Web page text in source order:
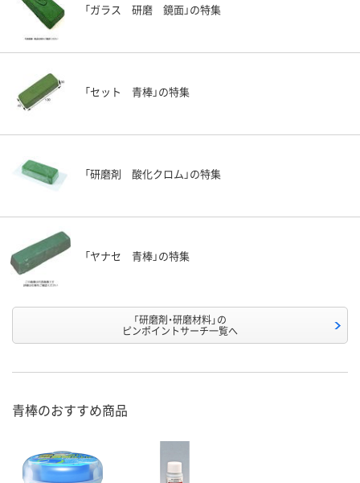
「ガラス 研磨 鏡面」の特集
「セット 青棒」の特集
「研磨剤 酸化クロム」の特集
「ヤナセ 青棒」の特集
「研磨剤・研磨材料」の
ピンポイントサーチ一覧へ
青棒のおすすめ商品